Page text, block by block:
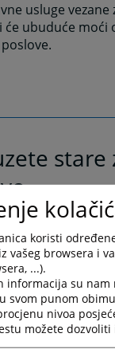
usluge
će ubuduće moći
godine,
opštine Šipovo
katastarskih
uvid u
knjige za
događanja.
koristi
vašeg browsera i
...).
informacija su
svom punom
nivoa
možete